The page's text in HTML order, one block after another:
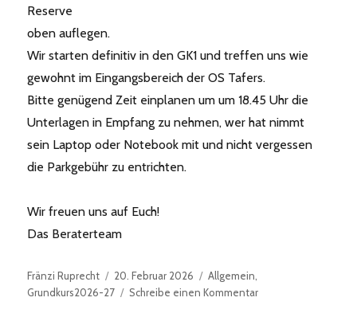
Reserve
oben auflegen.
Wir starten definitiv in den GK1 und treffen uns wie
gewohnt im Eingangsbereich der OS Tafers.
Bitte genügend Zeit einplanen um um 18.45 Uhr die
Unterlagen in Empfang zu nehmen, wer hat nimmt
sein Laptop oder Notebook mit und nicht vergessen
die Parkgebühr zu entrichten.
Wir freuen uns auf Euch!
Das Beraterteam
Autor
Fränzi Ruprecht
Veröffentlicht
am
20. Februar 2026 Kategorien
Allgemein,
Grundkurs2026-27
Schreibe einen Kommentarzu